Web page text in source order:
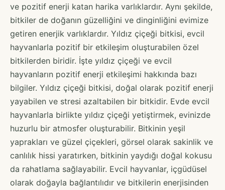
ve pozitif enerji katan harika varlıklardır. Aynı şekilde,
bitkiler de doğanın güzelliğini ve dinginliğini evimize
getiren enerjik varlıklardır. Yıldız çiçeği bitkisi, evcil
hayvanlarla pozitif bir etkileşim oluşturabilen özel
bitkilerden biridir. İşte yıldız çiçeği ve evcil
hayvanların pozitif enerji etkileşimi hakkında bazı
bilgiler. Yıldız çiçeği bitkisi, doğal olarak pozitif enerji
yayabilen ve stresi azaltabilen bir bitkidir. Evde evcil
hayvanlarla birlikte yıldız çiçeği yetiştirmek, evinizde
huzurlu bir atmosfer oluşturabilir. Bitkinin yeşil
yaprakları ve güzel çiçekleri, görsel olarak sakinlik ve
canlılık hissi yaratırken, bitkinin yaydığı doğal kokusu
da rahatlama sağlayabilir. Evcil hayvanlar, içgüdüsel
olarak doğayla bağlantılıdır ve bitkilerin enerjisinden